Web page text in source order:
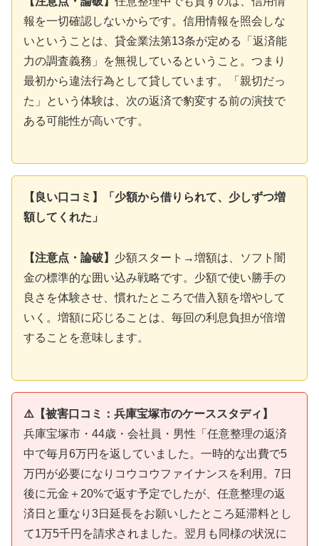
報を一切確認しないからです。信用情報を照会しな
いということは、貸金業法第13条が定める「返済能
力の調査義務」を無視しているということ。つまり
最初から違法行為として貸しています。「親切だっ
た」という体験は、次の返済で豹変する前の演技で
ある可能性が高いです。
【良い口コミ】「少額から借りられて、少しずつ増
額してくれた」
【注意点・論破】 少額スタート→増額は、ソフト闇
金の標準的な囲い込み戦略です。少額で使い勝手の
良さを体験させ、慣れたところで借入額を増やして
いく。増額に応じることは、毎回の利息負担が倍増
することを意味します。
⚠️【被害口コミ：兵庫宝塚市のケーススタディ】
兵庫宝塚市・44歳・会社員・男性「任意整理の返済
中で毎月6万円を返していました。一時的な出費で5
万円が必要になりコウコウファイナンスを利用。7日
後に元金＋20%で返す予定でしたが、任意整理の返
済日と重なり3日延長をお願いしたところ延滞料とし
て1万5千円を請求されました。翌月も同様の状況に